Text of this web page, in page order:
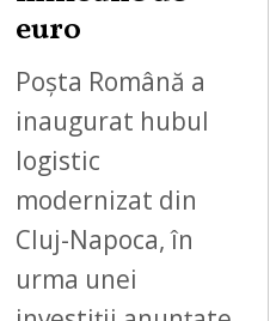
euro
Poșta Română a
inaugurat hubul
logistic
modernizat din
Cluj-Napoca, în
urma unei